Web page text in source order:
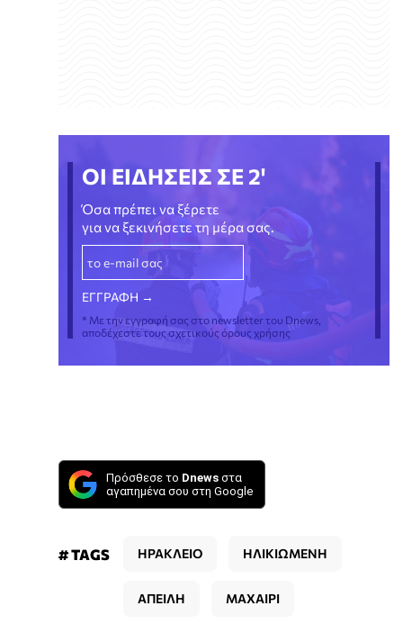
ΟΙ ΕΙΔΗΣΕΙΣ ΣΕ 2'
Όσα πρέπει να ξέρετε
για να ξεκινήσετε τη μέρα σας.
* Με την εγγραφή σας στο newsletter του Dnews,
αποδέχεστε τους σχετικούς όρους χρήσης
Πρόσθεσε το Dnews στα
αγαπημένα σου στη Google
# TAGS ΗΡΑΚΛΕΙΟ ΗΛΙΚΙΩΜΕΝΗ
ΑΠΕΙΛΗ ΜΑΧΑΙΡΙ